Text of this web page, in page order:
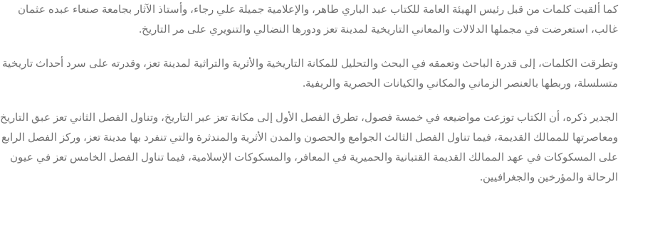
كما ألقيت كلمات من قبل رئيس الهيئة العامة للكتاب عبد الباري طاهر، والإعلامية جميلة علي رجاء، وأستاذ الآثار بجامعة صنعاء عبده عثمان
غالب، استعرضت في مجملها الدلالات والمعاني التاريخية لمدينة تعز ودورها النضالي والتنويري على مر التاريخ.
وتطرقت الكلمات، إلى قدرة الباحث وتعمقه في البحث والتحليل للمكانة التاريخية والأثرية والتراثية لمدينة تعز، وقدرته على سرد أحداث تاريخية
متسلسلة، وربطها بالعنصر الزماني والمكاني والكيانات الحصرية والريفية.
الجدير ذكره، أن الكتاب توزعت مواضيعه في خمسة فصول، تطرق الفصل الأول إلى مكانة تعز عبر التاريخ، وتناول الفصل الثاني تعز عبق التاريخ
ومعاصرتها للممالك القديمة، فيما تناول الفصل الثالث الجوامع والحصون والمدن الأثرية والمندثرة والتي تنفرد بها مدينة تعز، وركز الفصل الرابع
على المسكوكات في عهد الممالك القديمة القتبانية والحميرية في المعافر، والمسكوكات الإسلامية، فيما تناول الفصل الخامس تعز في عيون
الرحالة والمؤرخين والجغرافيين.